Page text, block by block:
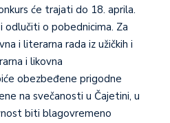
će trajati do 18. aprila.
o pobednicima. Za
i literarna rada iz užičkih i
i likovna
obezbeđene prigodne
na svečanosti u Čajetini, u
biti blagovremeno